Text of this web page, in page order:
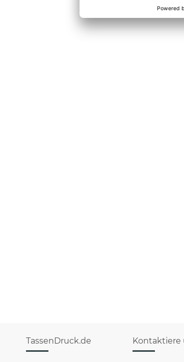
TassenDruck.de Kontaktiere